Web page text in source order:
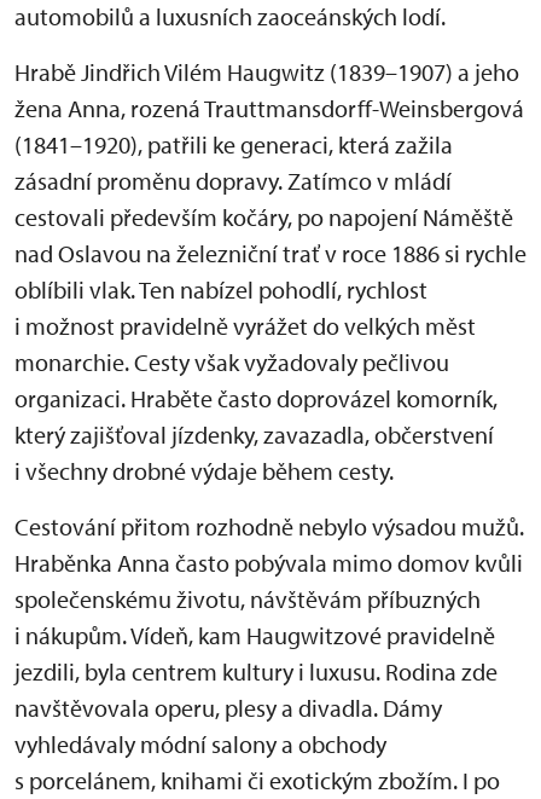
automobilů a luxusních zaoceánských lodí.
Hrabě Jindřich Vilém Haugwitz (1839–1907) a jeho
žena Anna, rozená Trauttmansdorff-Weinsbergová
(1841–1920), patřili ke generaci, která zažila
zásadní proměnu dopravy. Zatímco v mládí
cestovali především kočáry, po napojení Náměště
nad Oslavou na železniční trať v roce 1886 si rychle
oblíbili vlak. Ten nabízel pohodlí, rychlost
i možnost pravidelně vyrážet do velkých měst
monarchie. Cesty však vyžadovaly pečlivou
organizaci. Hraběte často doprovázel komorník,
který zajišťoval jízdenky, zavazadla, občerstvení
i všechny drobné výdaje během cesty.
Cestování přitom rozhodně nebylo výsadou mužů.
Hraběnka Anna často pobývala mimo domov kvůli
společenskému životu, návštěvám příbuzných
i nákupům. Vídeň, kam Haugwitzové pravidelně
jezdili, byla centrem kultury i luxusu. Rodina zde
navštěvovala operu, plesy a divadla. Dámy
vyhledávaly módní salony a obchody
s porcelánem, knihami či exotickým zbožím. I po